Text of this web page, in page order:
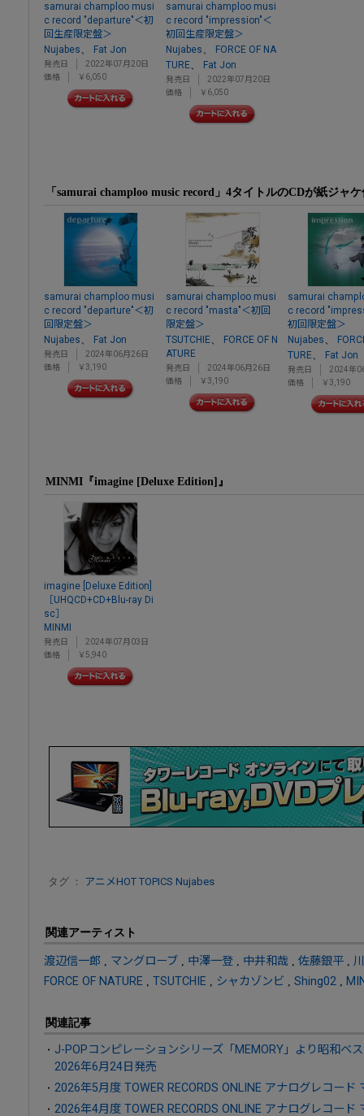
samurai champloo musi
c record "departure"＜初
回生産限定盤＞
Nujabes、 Fat Jon
発売日
2022年07月20日
価格
￥6,050
samurai champloo musi
c record "impression"＜
初回生産限定盤＞
Nujabes、
FORCE OF NA
TURE、 Fat Jon
発売日
2022年07月20日
価格
￥6,050
「samurai champloo music record」4タイトルのCDが紙ジャ
samurai champloo musi
c record "departure"＜初
回限定盤＞
Nujabes
Fat Jon
発売日
2024年06月26日
価格
￥3,190
samurai champloo musi
c record "masta"＜初回
限定盤＞
TSUTCHIE
FORCE OF N
ATURE
発売日
2024年06月26日
価格
￥3,190
samurai
c record
初回限定盤＞
Nujabes
TURE
Fat Jon
発売日
2024年
価格
￥3,190
MINMI『imagine [Deluxe Edition]』
imagine [Deluxe Edition]
［UHQCD+CD+Blu-ray Di
sc］
MINMI
発売日
2024年07月03日
価格
￥5,940
タグ ： アニメHOT TOPICS Nujabes
関連アーティスト
渡辺信一郎 マングローブ 中澤一登 中井和哉 佐藤銀平
FORCE OF NATURE
TSUTCHIE シャカゾンビ Shing02
関連記事
J-POPコンピレーションシリーズ「MEMORY」より昭和ベ
2026年6月24日発売
2026年5月度 TOWER RECORDS ONLINE アナログレコード
2026年4月度 TOWER RECORDS ONLINE アナログレコード